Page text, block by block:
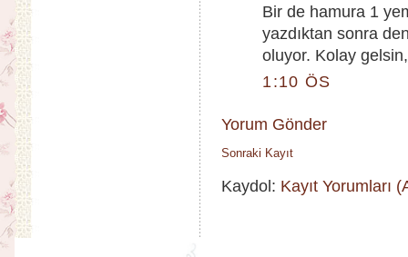
Bir de hamura 1
yazdıktan sonra
oluyor. Kolay
1:10 ÖS
Yorum Gönder
Sonraki Kayıt
Kaydol: Kayıt Yorumları